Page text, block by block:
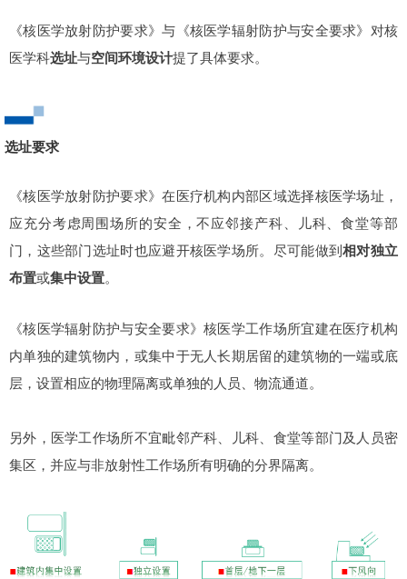
《核医学放射防护要求》与《核医学辐射防护与安全要求》对核
医学科选址与空间环境设计提了具体要求。
选址要求
《核医学放射防护要求》在医疗机构内部区域选择核医学场址，
应充分考虑周围场所的安全，不应邻接产科、儿科、食堂等部
门，这些部门选址时也应避开核医学场所。尽可能做到相对独立
布置或集中设置。
《核医学辐射防护与安全要求》核医学工作场所宜建在医疗机构
内单独的建筑物内，或集中于无人长期居留的建筑物的一端或底
层，设置相应的物理隔离或单独的人员、物流通道。
另外，医学工作场所不宜毗邻产科、儿科、食堂等部门及人员密
集区，并应与非放射性工作场所有明确的分界隔离。